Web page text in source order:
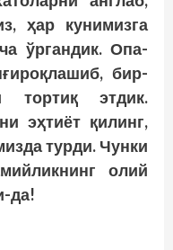
ҳар кунимизга
ўргандик. Опа-
бир-
тортиқ этдик.
эҳтиёт қилинг,
турди. Чунки
олий
да!